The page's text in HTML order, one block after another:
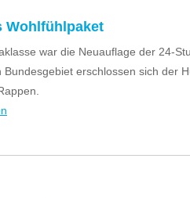
Wohlfühlpaket
war die Neuauflage der 24-
erschlossen sich der